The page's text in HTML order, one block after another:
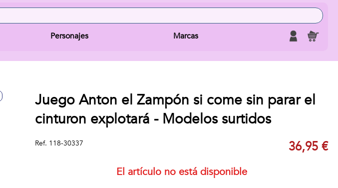
Personajes Marcas
Juego Anton el Zampón si come sin parar el
cinturon explotará - Modelos surtidos
Ref. 118-30337 36,95 €
El artículo no está disponible